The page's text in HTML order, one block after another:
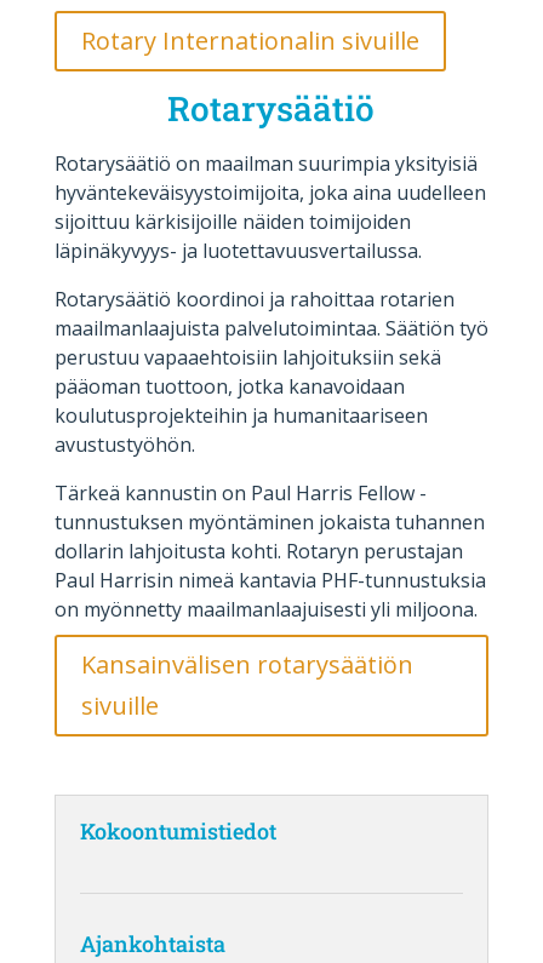
Rotary Internationalin sivuille
Rotarysäätiö
Rotarysäätiö on maailman suurimpia yksityisiä
hyväntekeväisyystoimijoita, joka aina uudelleen
sijoittuu kärkisijoille näiden toimijoiden
läpinäkyvyys- ja luotettavuusvertailussa.
Rotarysäätiö koordinoi ja rahoittaa rotarien
maailmanlaajuista palvelutoimintaa. Säätiön työ
perustuu vapaaehtoisiin lahjoituksiin sekä
pääoman tuottoon, jotka kanavoidaan
koulutusprojekteihin ja humanitaariseen
avustustyöhön.
Tärkeä kannustin on Paul Harris Fellow -
tunnustuksen myöntäminen jokaista tuhannen
dollarin lahjoitusta kohti. Rotaryn perustajan
Paul Harrisin nimeä kantavia PHF-tunnustuksia
on myönnetty maailmanlaajuisesti yli miljoona.
Kansainvälisen rotarysäätiön
sivuille
Kokoontumistiedot
Ajankohtaista